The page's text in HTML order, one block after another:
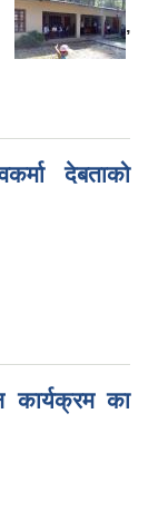
,
देबताको
कार्यक्रम का